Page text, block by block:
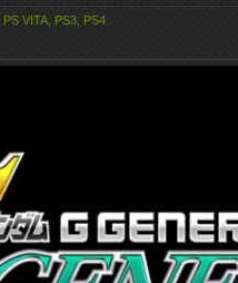
PS VITA PS3 PS4